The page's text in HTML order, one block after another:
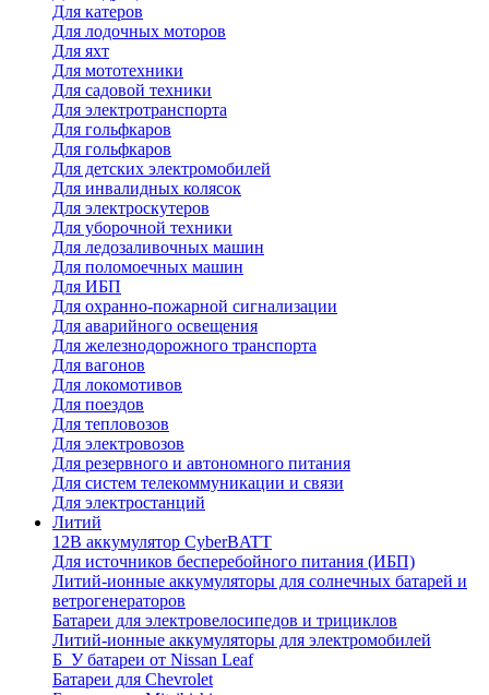
Для катеров
Для лодочных моторов
Для яхт
Для мототехники
Для садовой техники
Для электротранспорта
Для гольфкаров
Для гольфкаров
Для детских электромобилей
Для инвалидных колясок
Для электроскутеров
Для уборочной техники
Для ледозаливочных машин
Для поломоечных машин
Для ИБП
Для охранно-пожарной сигнализации
Для аварийного освещения
Для железнодорожного транспорта
Для вагонов
Для локомотивов
Для поездов
Для тепловозов
Для электровозов
Для резервного и автономного питания
Для систем телекоммуникации и связи
Для электростанций
Литий
12В аккумулятор CyberBATT
Для источников бесперебойного питания (ИБП)
Литий-ионные аккумуляторы для солнечных батарей и
ветрогенераторов
Батареи для электровелосипедов и трициклов
Литий-ионные аккумуляторы для электромобилей
Б_У батареи от Nissan Leaf
Батареи для Chevrolet